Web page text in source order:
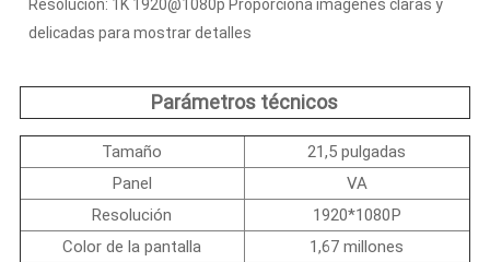
Resolución: 1K 1920@1080p Proporciona imágenes claras y
delicadas para mostrar detalles
Parámetros técnicos
Tamaño
21,5 pulgadas
Panel
VA
Resolución
1920*1080P
Color de la pantalla
1,67 millones